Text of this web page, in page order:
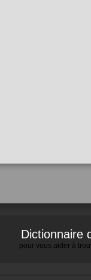
Dictionnaire
pour vous aider à